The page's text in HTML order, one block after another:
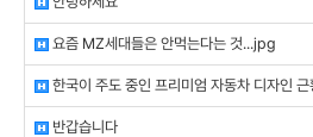
요즘 MZ세대들은 안먹는다는 것...jpg
한국이 주도 중인 프리미엄 자동차 디자인 근황
반갑습니다